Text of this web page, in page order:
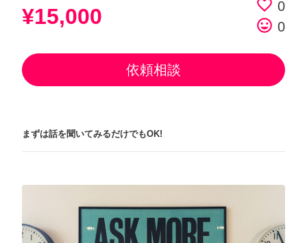
¥15,000 favorite_border 0
tag_faces 0
依頼相談
まずは話を聞いてみるだけでもOK!